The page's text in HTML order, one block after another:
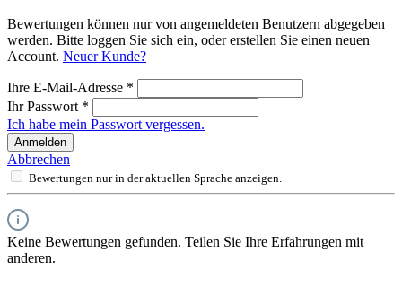
Bewertungen können nur von angemeldeten Benutzern abgegeben
werden. Bitte loggen Sie sich ein, oder erstellen Sie einen neuen
Account. Neuer Kunde?
Ihre E-Mail-Adresse *
Ihr Passwort *
Ich habe mein Passwort vergessen.
Anmelden
Abbrechen
Bewertungen nur in der aktuellen Sprache anzeigen.
Keine Bewertungen gefunden. Teilen Sie Ihre Erfahrungen mit
anderen.